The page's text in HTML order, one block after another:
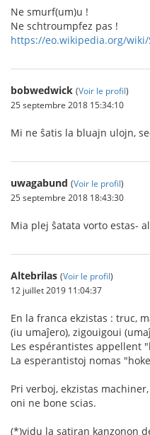
Ne smurf(um)u !
Ne schtroumpfez pas !
https://eo.wikipedia.org/
bobwedwick (Voir le profil)
25 septembre 2018 15:34:10
Mi ne ŝatis la bluajn ulojn,
uwagabund (Voir le profil)
25 septembre 2018 18:43:30
Mia plej ŝatata vorto estas-
Altebrilas (Voir le profil)
12 juillet 2019 11:04:37
En la franca ekzistas : truc,
(iu umaĵero), zigouigoui
Les espérantistes appellent
La esperantistoj nomas
Pri verboj, ekzistas
oni ne bone scias.
(*)vidu la satiran kanzonon